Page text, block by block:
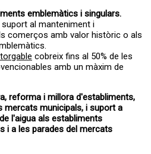
emblemàtics i singulars.
suport al manteniment i
comerços amb valor històric o als
cobreix fins al 50% de les
amb un màxim de
reforma i millora d'establiments,
mercats municipals, i suport a
l'aigua als establiments
i a les parades del mercats